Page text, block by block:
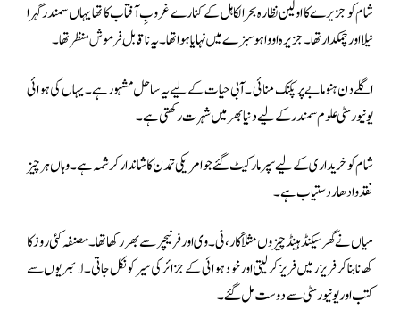
شام کو جزیرے کا اولین نظارہ بحرالکاہل کے کنارے غروبِ آفتاب کا تھا یہاں سمندر گہرا
نیلا اور چمکدار تھا ۔ جزیرہ اوواہو سبزے میں نہایا ہوا تھا ۔ یہ ناقابلِ فرموش منظر تھا ۔
اگلے دن ہنومابے پر پکنک منائی ۔ آبی حیات کے لیے یہ ساحل مشہور ہے ۔یہاں کی ہوائی
یونیورسٹی علوم سمندر کے لیے دنیا بھر میں شہرت رکھتی ہے ۔
شام کو خریداری کے لیے سپر مارکیٹ گئے جو امریکی تمدن کا شاندار کرشمہ ہے ۔ وہاں ہر چیز
نقد و ادھار دستیاب ہے ۔
میاں نے گھر سیکنڈ ہینڈ چیزوں مثلاً کار ، ٹی ۔وی اور فرنیچر سے بھر رکھا تھا ۔ مصنفہ کئی روز کا
کھانا بنا کر فریزر میں فریز کر لیتی اور خود ہوائی کے جزائر کی سیر کو نکل جاتی ۔ لائبریوں سے
کتب اور یونیورسٹی سے دوست مل گئے ۔